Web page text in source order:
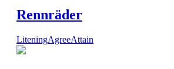
Rennräder
LiteningAgreeAttain